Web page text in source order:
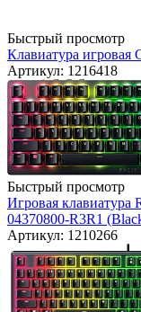
Быстрый просмотр
Клавиатура игровая
Артикул: 1216418
Быстрый просмотр
Игровая клавиатура
04370800-R3R1
Артикул: 1210266